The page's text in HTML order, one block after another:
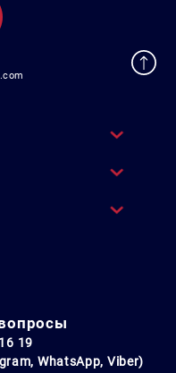
19
WhatsApp, Viber)